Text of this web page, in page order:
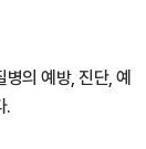
의 예방, 진단, 예
.